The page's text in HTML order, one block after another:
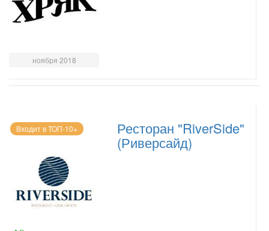
ноября 2018
Входит в ТОП-10+ Ресторан "RiverSide"
(Риверсайд)